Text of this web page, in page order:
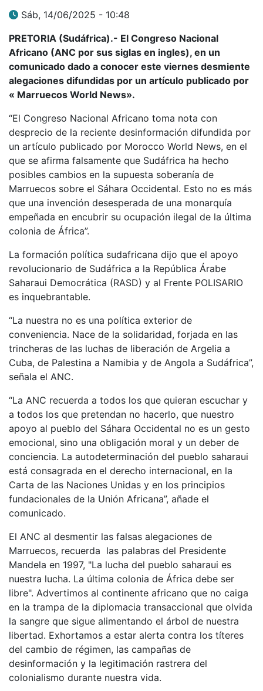
Sáb, 14/06/2025 - 10:48
PRETORIA (Sudáfrica).- El Congreso Nacional
Africano (ANC por sus siglas en ingles), en un
comunicado dado a conocer este viernes desmiente
alegaciones difundidas por un artículo publicado por
« Marruecos World News».
“El Congreso Nacional Africano toma nota con
desprecio de la reciente desinformación difundida por
un artículo publicado por Morocco World News, en el
que se afirma falsamente que Sudáfrica ha hecho
posibles cambios en la supuesta soberanía de
Marruecos sobre el Sáhara Occidental. Esto no es más
que una invención desesperada de una monarquía
empeñada en encubrir su ocupación ilegal de la última
colonia de África”.
La formación política sudafricana dijo que el apoyo
revolucionario de Sudáfrica a la República Árabe
Saharaui Democrática (RASD) y al Frente POLISARIO
es inquebrantable.
“La nuestra no es una política exterior de
conveniencia. Nace de la solidaridad, forjada en las
trincheras de las luchas de liberación de Argelia a
Cuba, de Palestina a Namibia y de Angola a Sudáfrica”,
señala el ANC.
“La ANC recuerda a todos los que quieran escuchar y
a todos los que pretendan no hacerlo, que nuestro
apoyo al pueblo del Sáhara Occidental no es un gesto
emocional, sino una obligación moral y un deber de
conciencia. La autodeterminación del pueblo saharaui
está consagrada en el derecho internacional, en la
Carta de las Naciones Unidas y en los principios
fundacionales de la Unión Africana”, añade el
comunicado.
El ANC al desmentir las falsas alegaciones de
Marruecos, recuerda las palabras del Presidente
Mandela en 1997, "La lucha del pueblo saharaui es
nuestra lucha. La última colonia de África debe ser
libre". Advertimos al continente africano que no caiga
en la trampa de la diplomacia transaccional que olvida
la sangre que sigue alimentando el árbol de nuestra
libertad. Exhortamos a estar alerta contra los títeres
del cambio de régimen, las campañas de
desinformación y la legitimación rastrera del
colonialismo durante nuestra vida.